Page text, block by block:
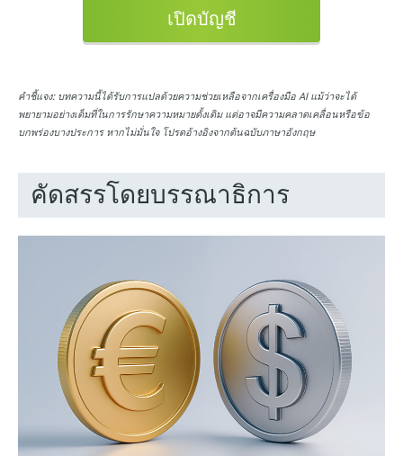
เปิดบัญชี
คำชี้แจง:บทความนี้ได้รับการแปลด้วยความช่วยเหลือจากเครื่องมือ AI แม้ว่าจะได้
พยายามอย่างเต็มที่ในการรักษาความหมายดั้งเดิม แต่อาจมีความคลาดเคลื่อนหรือข้อ
บกพร่องบางประการ หากไม่มั่นใจ โปรดอ้างอิงจากต้นฉบับภาษาอังกฤษ
คัดสรรโดยบรรณาธิการ